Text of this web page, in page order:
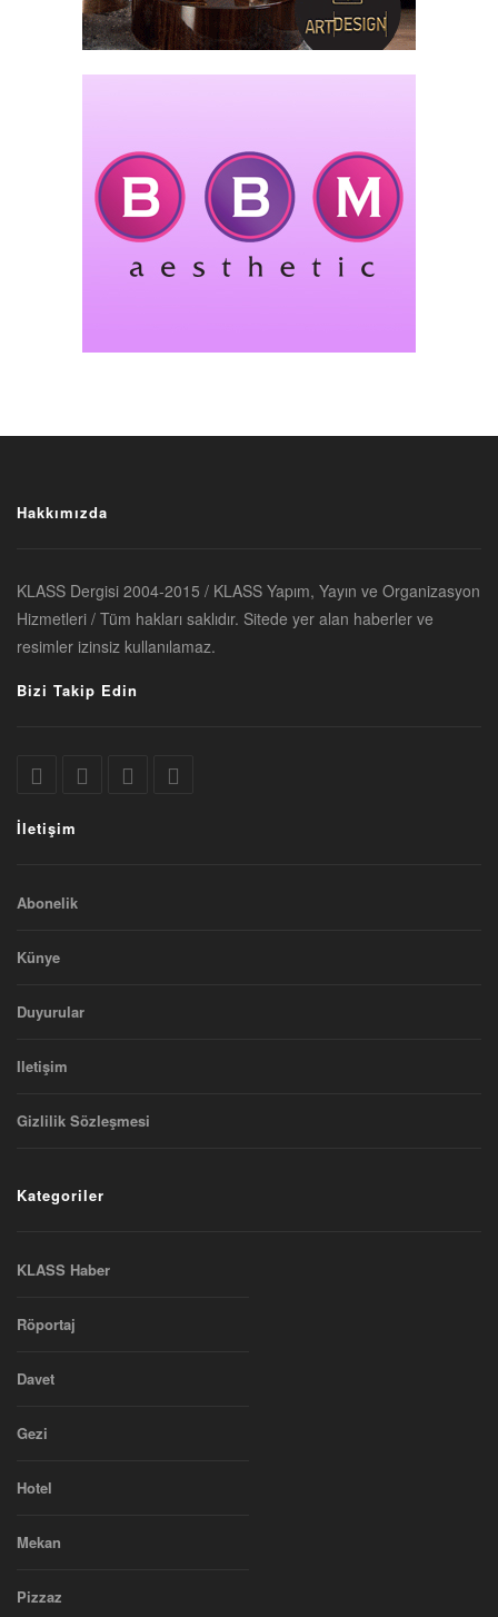
Hakkımızda
KLASS Dergisi 2004-2015 / KLASS Yapım, Yayın ve Organizasyon
Hizmetleri / Tüm hakları saklıdır. Sitede yer alan haberler ve
resimler izinsiz kullanılamaz.
Bizi Takip Edin
İletişim
Abonelik
Künye
Duyurular
Iletişim
Gizlilik Sözleşmesi
Kategoriler
KLASS Haber
Röportaj
Davet
Gezi
Hotel
Mekan
Pizzaz